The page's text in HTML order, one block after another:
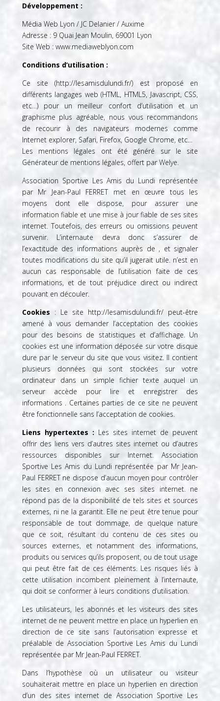
Développement :
Média Web Lyon / JC Delanier / Auxime
Adresse : 9 Quai Jean Moulin, 69001 Lyon
Site Web : www.mediaweblyon.com
Conditions d’utilisation :
Ce site (http://lesamisdulundi.fr/) est proposé en
différents langages web (HTML, HTML5, Javascript, CSS,
etc…) pour un meilleur confort d’utilisation et un
graphisme plus agréable, nous vous recommandons
de recourir à des navigateurs modernes comme
Internet explorer, Safari, Firefox, Google Chrome, etc…
Les mentions légales ont été généré sur le site
Générateur de mentions légales, offert parWelye
Association Sportive Les Amis du Lundi représentée
par Mr Jean-Paul FERRET
met en œuvre tous les
moyens dont elle dispose, pour assurer une
information fiable et une mise à jour fiable de ses sites
internet. Toutefois, des erreurs ou omissions peuvent
survenir. L’internaute devra donc s’assurer de
l’exactitude des informations auprès de , et signaler
toutes modifications du site qu’il jugerait utile. n’est en
aucun cas responsable de l’utilisation faite de ces
informations, et de tout préjudice direct ou indirect
pouvant en découler.
Cookies : Le site http://lesamisdulundi.fr/ peut-être
amené à vous demander l’acceptation des cookies
pour des besoins de statistiques et d’affichage. Un
cookies est une information déposée sur votre disque
dure par le serveur du site que vous visitez. Il contient
plusieurs données qui sont stockées sur votre
ordinateur dans un simple fichier texte auquel un
serveur accède pour lire et enregistrer des
informations . Certaines parties de ce site ne peuvent
être fonctionnelle sans l’acceptation de cookies.
Liens hypertextes :Les sites internet de peuvent
offrir des liens vers d’autres sites internet ou d’autres
ressources disponibles sur Internet. Association
Sportive Les Amis du Lundi représentée par Mr Jean-
Paul FERRET ne dispose d’aucun moyen pour contrôler
les sites en connexion avec ses sites internet. ne
répond pas de la disponibilité de tels sites et sources
externes, ni ne la garantit. Elle ne peut être tenue pour
responsable de tout dommage, de quelque nature
que ce soit, résultant du contenu de ces sites ou
sources externes, et notamment des informations,
produits ou services qu’ils proposent, ou de tout usage
qui peut être fait de ces éléments. Les risques liés à
cette utilisation incombent pleinement à l’internaute,
qui doit se conformer à leurs conditions d’utilisation.
Les utilisateurs, les abonnés et les visiteurs des sites
internet de ne peuvent mettre en place un hyperlien en
direction de ce site sans l’autorisation expresse et
préalable de Association Sportive Les Amis du Lundi
représentée par Mr Jean-Paul FERRET.
Dans l’hypothèse où un utilisateur ou visiteur
souhaiterait mettre en place un hyperlien en direction
d’un des sites internet de Association Sportive Les